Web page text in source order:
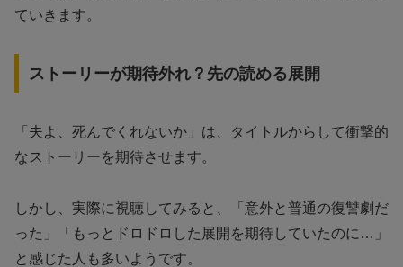
ていきます。
ストーリーが期待外れ？先の読める展開
「夫よ、死んでくれないか」は、タイトルからして衝撃的
なストーリーを期待させます。
しかし、実際に視聴してみると、「意外と普通の復讐劇だ
った」「もっとドロドロした展開を期待していたのに…」
と感じた人も多いようです。